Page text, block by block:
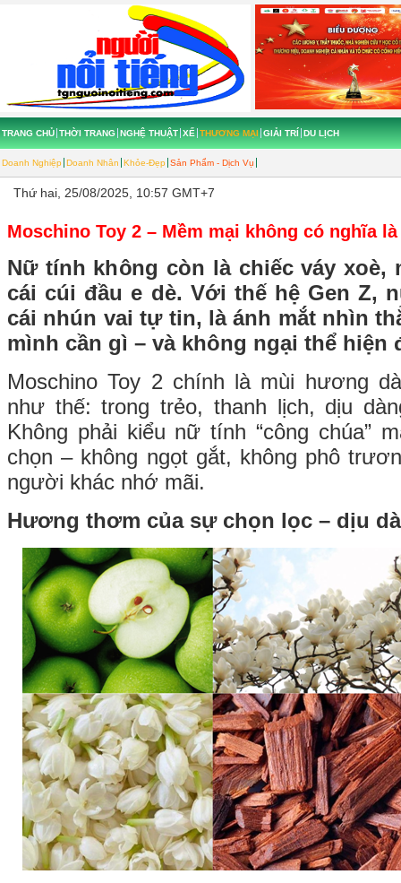
TRANG CHỦ THỜI TRANG NGHỆ THUẬT XẾ THƯƠNG MẠI
Doanh Nghiệp Doanh Nhân Khỏe-Đẹp Sản Phẩm - Dịch Vụ
GIẢI TRÍ DU LỊCH
Thứ hai, 25/08/2025, 10:57 GMT+7
Moschino Toy 2 – Mềm mại không có nghĩa
Nữ tính không còn là chiếc váy xoè,
cái cúi đầu e dè. Với thế hệ Gen Z,
cái nhún vai tự tin, là ánh mắt nhìn
mình cần gì – và không ngại thể hiện
Moschino Toy 2 chính là mùi hương
như thế: trong trẻo, thanh lịch, dịu
Không phải kiểu nữ tính “công chúa”
chọn – không ngọt gắt, không phô
người khác nhớ mãi.
Hương thơm của sự chọn lọc – dịu